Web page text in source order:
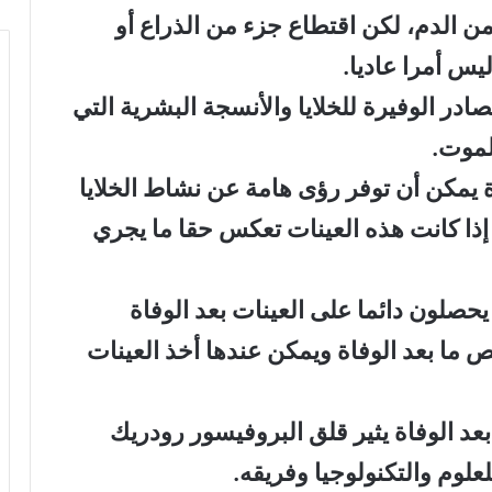
الدم، لكن اقتطاع جزء من الذراع أو
أمرا عاديا.
الوفيرة للخلايا والأنسجة البشرية التي
يمكن أن توفر رؤى هامة عن نشاط الخلايا
كانت هذه العينات تعكس حقا ما يجري
دائما على العينات بعد الوفاة
بعد الوفاة ويمكن عندها أخذ العينات
الوفاة يثير قلق البروفيسور رودريك
والتكنولوجيا وفريقه.